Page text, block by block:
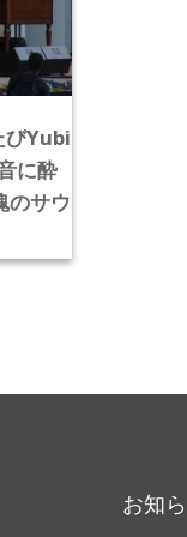
びYubi
に酔
のサウ
お知